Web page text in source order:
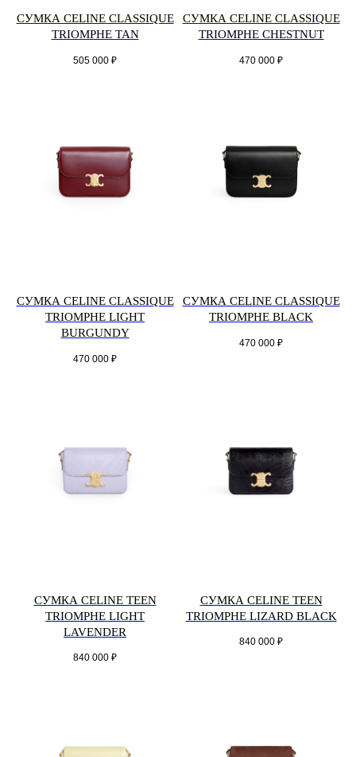
СУМКА CELINE CLASSIQUE
TRIOMPHE TAN
505 000 ₽
СУМКА CELINE CLASSIQUE
TRIOMPHE CHESTNUT
470 000 ₽
СУМКА CELINE CLASSIQUE
TRIOMPHE LIGHT
BURGUNDY
470 000 ₽
СУМКА CELINE CLASSIQUE
TRIOMPHE BLACK
470 000 ₽
СУМКА CELINE TEEN
TRIOMPHE LIGHT
LAVENDER
840 000 ₽
СУМКА CELINE TEEN
TRIOMPHE LIZARD BLACK
840 000 ₽